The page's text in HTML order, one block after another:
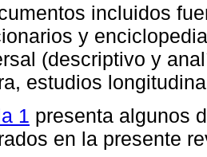
incluidos
y
(descriptivo y
estudios
1 presenta algunos
en la presente